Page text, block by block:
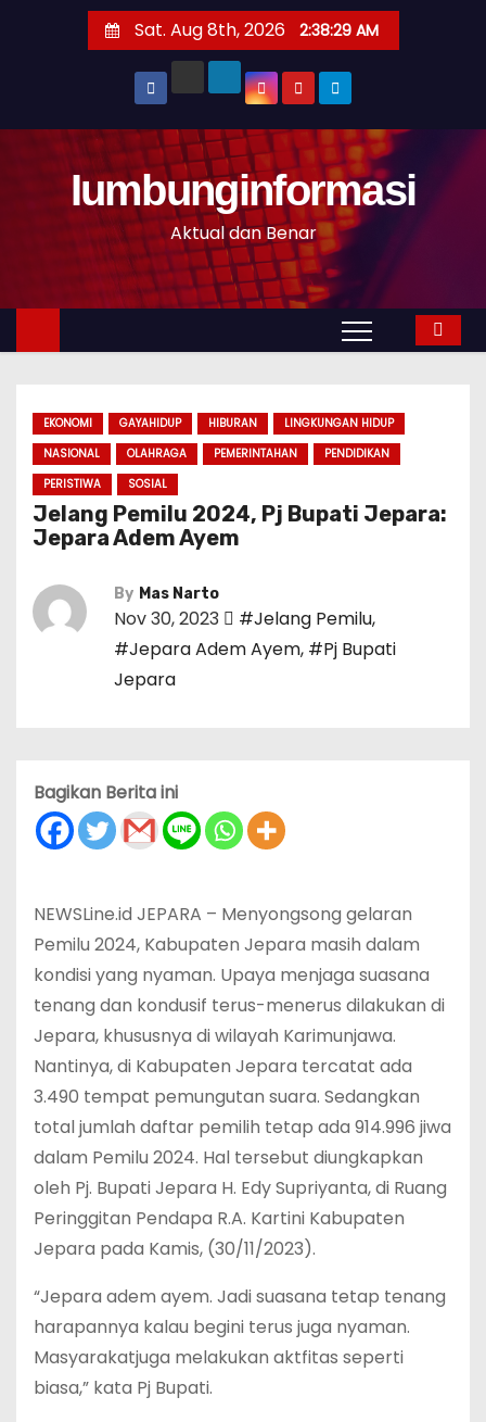
t
n
Sat. Aug 8th, 2026 2:38:30 AM
Iumbunginformasi
Aktual dan Benar
EKONOMI GAYAHIDUP HIBURAN
LINGKUNGAN HIDUP
NASIONAL
OLAHRAGA PEMERINTAHAN
PENDIDIKAN
PERISTIWA
SOSIAL
Jelang Pemilu 2024, Pj Bupati Jepara:
Jepara Adem Ayem
By Mas Narto
Nov 30, 2023 #Jelang Pemilu,
#Jepara Adem Ayem, #Pj Bupati
Jepara
Bagikan Berita ini
NEWSLine.id JEPARA – Menyongsong gelaran
Pemilu 2024, Kabupaten Jepara masih dalam
kondisi yang nyaman. Upaya menjaga suasana
tenang dan kondusif terus-menerus dilakukan di
Jepara, khususnya di wilayah Karimunjawa.
Nantinya, di Kabupaten Jepara tercatat ada
3.490 tempat pemungutan suara. Sedangkan
total jumlah daftar pemilih tetap ada 914.996 jiwa
dalam Pemilu 2024. Hal tersebut diungkapkan
oleh Pj. Bupati Jepara H. Edy Supriyanta, di Ruang
Peringgitan Pendapa R.A. Kartini Kabupaten
Jepara pada Kamis, (30/11/2023).
“Jepara adem ayem. Jadi suasana tetap tenang
harapannya kalau begini terus juga nyaman.
Masyarakatjuga melakukan aktfitas seperti
biasa,” kata Pj Bupati.